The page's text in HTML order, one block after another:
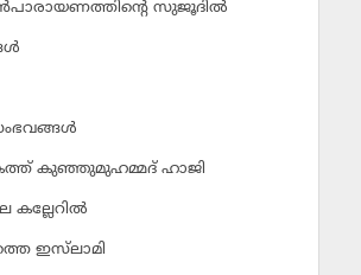
സുജൂദില്‍
കുഞ്ഞുമുഹമ്മദ് ഹാജി
കല്ലേറില്‍
ഇസ്‌ലാമി